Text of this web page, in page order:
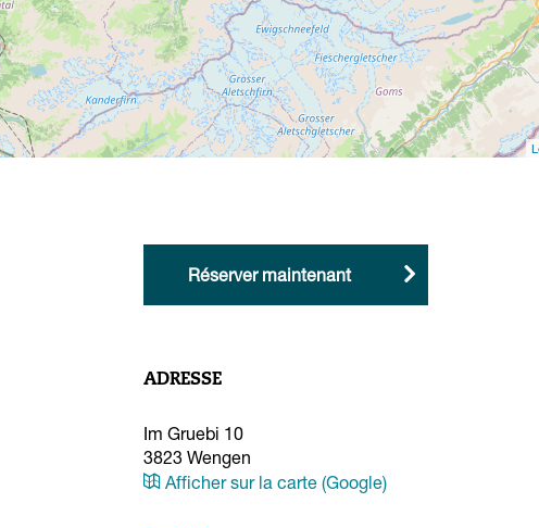
Location
Écoles de montagne et de
sports de neige
Produits locaux
Réserver maintenant
ADRESSE
Im Gruebi 10
3823 Wengen
Afficher sur la carte (Google)